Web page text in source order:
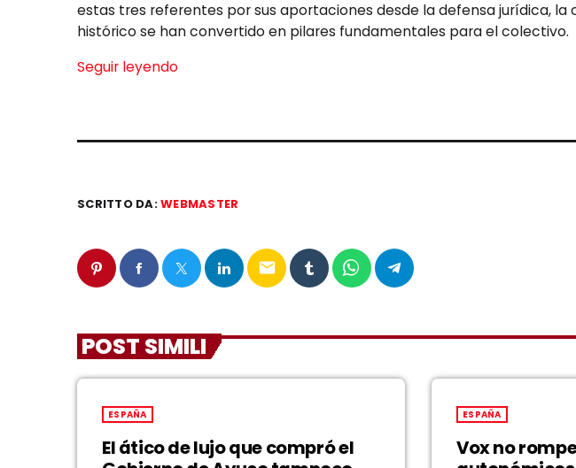
estas tres referentes por sus aportaciones desde la defensa jurídica, la
histórico se han convertido en pilares fundamentales para el colectivo.
Seguir leyendo
SCRITTO DA:WEBMASTER
email
POST SIMILI
ESPAÑA
El ático de lujo que compró el
ESPAÑA
Vox no